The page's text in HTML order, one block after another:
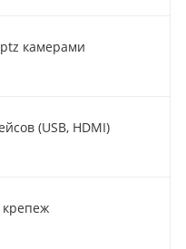
камерами
(USB, HDMI)